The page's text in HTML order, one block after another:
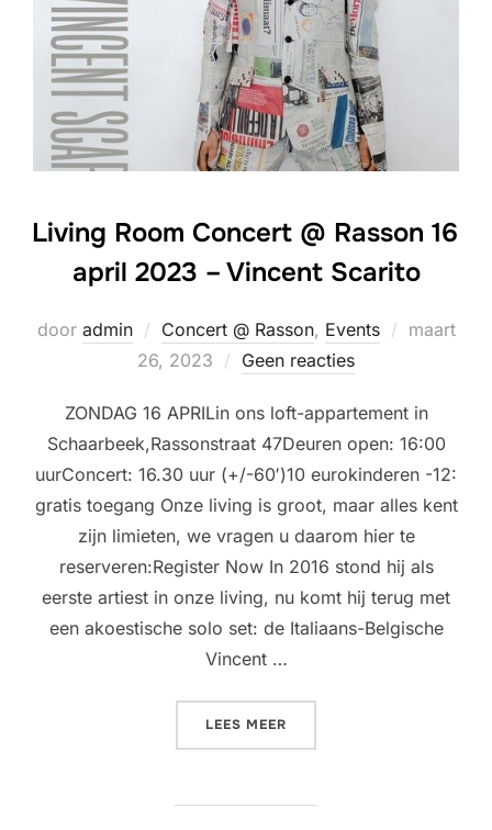
Living Room Concert @ Rasson 16
april 2023 – Vincent Scarito
door admin Concert @ Rasson, Events
Geplaatst
maart
26, 2023
Geen reacties
ZONDAG 16 APRILin ons loft-appartement in
Schaarbeek,Rassonstraat 47Deuren open: 16:00
uurConcert: 16.30 uur (+/-60′)10 eurokinderen -12:
gratis toegang Onze living is groot, maar alles kent
zijn limieten, we vragen u daarom hier te
reserveren:Register Now In 2016 stond hij als
eerste artiest in onze living, nu komt hij terug met
een akoestische solo set: de Italiaans-Belgische
Vincent …
LEES MEER